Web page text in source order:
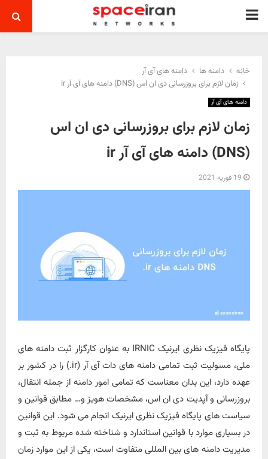
PRIMARY
خانه دامنه ها
دامنه های آی آر
زمان لازم برای بروزرسانی دی ان اس (DNS) دامنه های آی آر ir
دامنه های آی آر
زمان لازم برای بروزرسانی دی ان اس
(DNS) دامنه های آی آر ir
19 فوریه 2021
پایگاه فیزیک نظری ایرنیک IRNIC به عنوان کارگزار ثبت دامنه های
ملی، مسولیت ثبت تمامی دامنه های دات آی آر (ir.) را در کشور بر
عهده دارد، این بدان معناست که تمامی امور دامنه از جمله انتقال،
بروزرسانی و آپدیت دی ان اس، مشخصات هویز و… مطابق قوانین و
سیاست های پایگاه فیزیک نظری ایرنیک انجام می شود. این قوانین
در بسیاری موارد با قوانین استاندارد و شناخته شده مربوط به ثبت و
مدیریت دامنه های بین المللی متفاوت است، یکی از این موارد زمان